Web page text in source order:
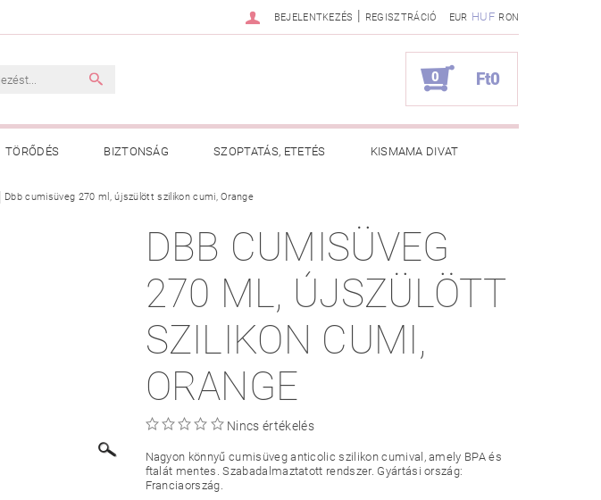
EUR HUF RON
BEJELENTKEZÉS | REGISZTRÁCIÓ
0 Ft0
TÖRŐDÉS BIZTONSÁG SZOPTATÁS, ETETÉS KISMAMA DIVAT
ADATKEZELÉSI TÁJÉKOZTATÓ KAPCSOLAT
HASZNOS TANÁCSOK RENDELÉSEM
Dbb cumisüveg 270 ml, újszülött szilikon cumi, Orange
DBB CUMISÜVEG
270 ML, ÚJSZÜLÖTT
SZILIKON CUMI,
ORANGE
Nincs értékelés
Nagyon könnyű cumisüveg anticolic szilikon cumival, amely BPA és
ftalát mentes. Szabadalmaztatott rendszer. Gyártási ország:
Franciaország.